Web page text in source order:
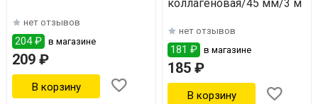
нет отзывов
204 ₽ в магазине
209 ₽
коллагеновая/45 мм/3 м
нет отзывов
181 ₽ в магазине
185 ₽